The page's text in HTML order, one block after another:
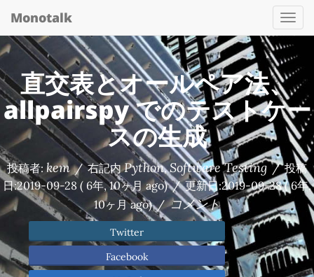
Monotalk
直交表とオールペア法、
allpairspy でのテストケー
スの生成
投稿者:kem / 右記内Python,Software Testing / 投稿
日:2019-09-28 ( 6年, 10ヶ月 ago) / 更新日:2019-09-28( 6年,
10ヶ月 ago) / コメント
Twitter
Facebook